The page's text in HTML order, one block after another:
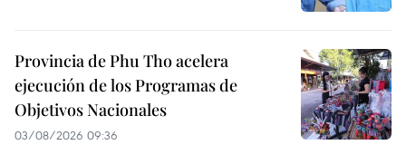
Provincia de Phu Tho acelera
ejecución de los Programas de
Objetivos Nacionales
03/08/2026 09:36